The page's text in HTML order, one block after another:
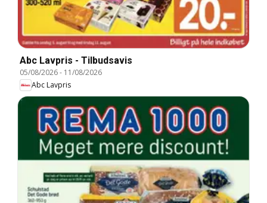
Abc Lavpris - Tilbudsavis
05/08/2026- 11/08/2026
Abc Lavpris